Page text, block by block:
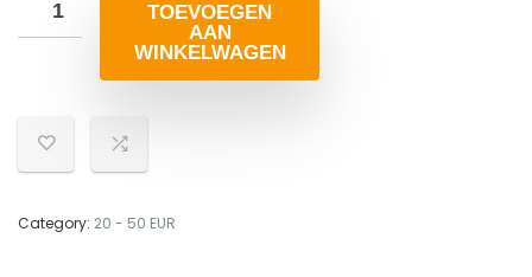
TOEVOEGEN
AAN
WINKELWAGEN
Category: 20 - 50 EUR